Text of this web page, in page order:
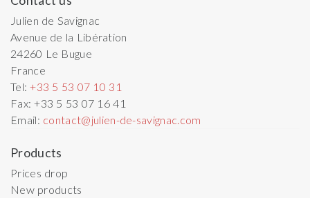
Julien de Savignac
Avenue de la Libération
24260 Le Bugue
France
Tel:+33 5 53 07 10 31
Fax:+33 5 53 07 16 41
Email: contact@julien-de-savignac.com
Products
Prices drop
New products